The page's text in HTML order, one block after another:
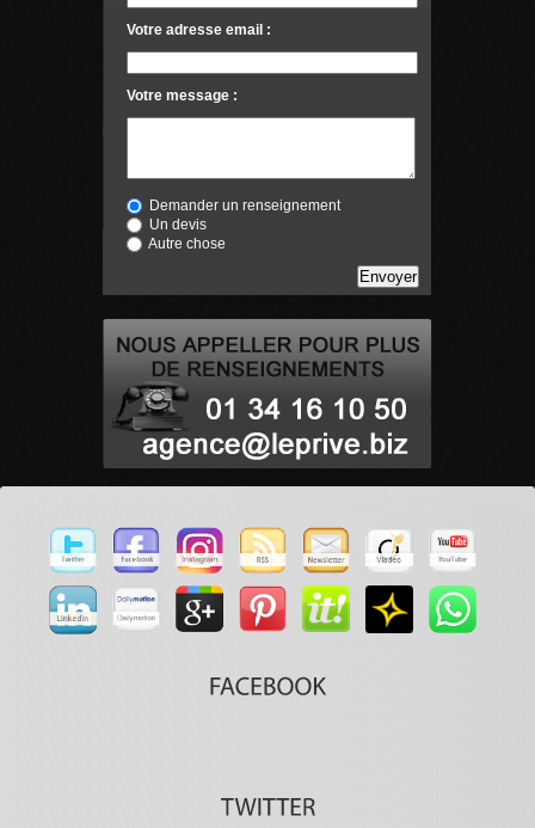
Votre adresse email :
Votre message :
Demander un renseignement
Un devis
Autre chose